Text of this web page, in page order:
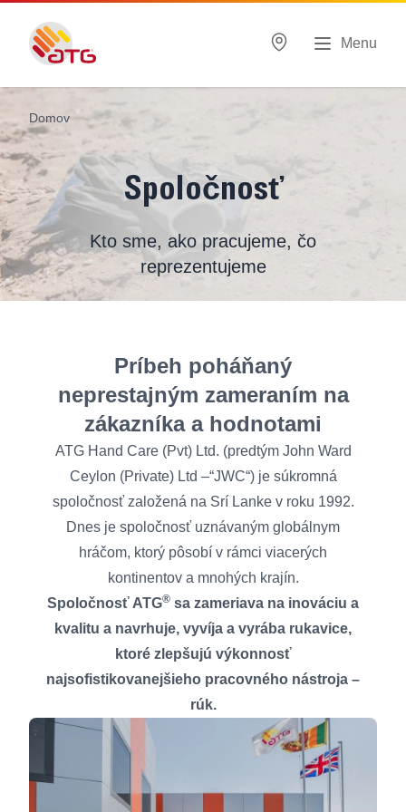
Menu
Domov
Spoločnosť
Kto sme, ako pracujeme, čo
reprezentujeme
Príbeh poháňaný
neprestajným zameraním na
zákazníka a hodnotami
ATG Hand Care (Pvt) Ltd. (predtým John Ward
Ceylon (Private) Ltd –“JWC“) je súkromná
spoločnosť založená na Srí Lanke v roku 1992.
Dnes je spoločnosť uznávaným globálnym
hráčom, ktorý pôsobí v rámci viacerých
kontinentov a mnohých krajín.
Spoločnosť ATG® sa zameriava na inováciu a
kvalitu a navrhuje, vyvíja a vyrába rukavice,
ktoré zlepšujú výkonnosť
najsofistikovanejšieho pracovného nástroja –
rúk.